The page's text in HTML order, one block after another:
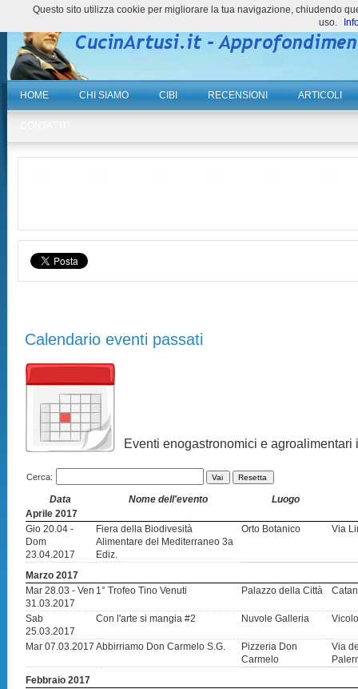
HOME CHI SIAMO CIBI RECENSIONI ARTICOLI
Calendario eventi passati
Eventi enogastronomici e agroalimentari
Cerca: Vai Resetta
Data Nome dell'evento Luogo
Aprile 2017
Gio 20.04 -
Dom
23.04.2017
Fiera della Biodivesità
Alimentare del Mediterraneo 3a
Ediz.
Orto Botanico Via
Marzo 2017
Mar 28.03 - Ven
31.03.2017
1° Trofeo Tino Venuti Palazzo della Città
Sab
25.03.2017
Con l'arte si mangia #2 Nuvole Galleria
Mar 07.03.2017 Abbirriamo Don Carmelo S.G.
Pizzeria Don
Carmelo
Via
Febbraio 2017
Questo sito utilizza cookie per migliorare la tua navigazione, chiudendo
uso.